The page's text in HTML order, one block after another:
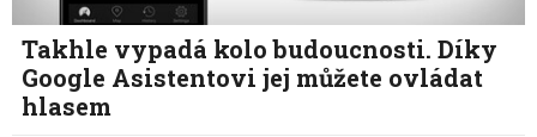
Takhle vypadá kolo budoucnosti. Díky
Google Asistentovi jej můžete ovládat
hlasem